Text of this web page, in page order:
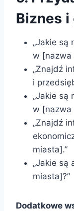
Biznes i
„Jakie są
w [nazwa
„Znajdź
i
„Jakie są
w [nazwa
„Znajdź
miasta].”
„Jakie są
miasta]?”
Dodatkowe